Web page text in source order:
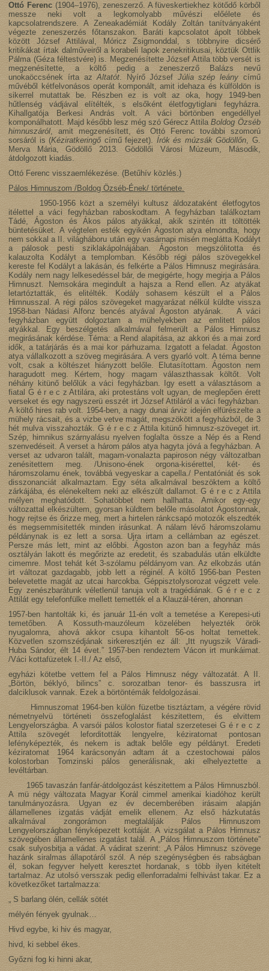
Ottó Ferenc (1904–1976), zeneszerző. A füveskertiekhez kötődő körből
messze neki volt a legkomolyabb művészi előélete és
kapcsolatrendszere. A Zeneakadémiát Kodály Zoltán tanítványaként
végezte zeneszerzés főtanszakon. Baráti kapcsolatot ápolt többek
között József Attilával, Móricz Zsigmonddal, s többnyire dicsérő
kritikákat írtak dalműveiről a korabeli lapok zenekritikusai, köztük Ottlik
Pálma (Géza féltestvére) is. Megzenésítette József Attila több versét is
megzenésítette, a költő pedig a zeneszerző Balázs nevű
unokaöccsének írta azAltatót. Nyírő József Júlia szép leánycímű
művéből kétfelvonásos operát komponált, amit idehaza és külföldön is
sikerrel mutattak be. Részben ez is volt az oka, hogy 1949-ben
hűtlenség vádjával elítélték, s elsőként életfogytiglani fegyházra.
Kihallgatója Berkesi András volt. A váci börtönben engedéllyel
komponálhatott. Majd később lesz még szó Gérecz AttilaBoldog Özséb
himnuszáról, amit megzenésített, és Ottó Ferenc további szomorú
sorsáról is (Kéziratkeringőcímű fejezet). Írók és múzsák Gödöllőn, G.
Merva Mária, Gödöllő 2013. Gödöllői Városi Múzeum, Második,
átdolgozott kiadás.
Ottó Ferenc visszaemlékezése. (Betűhív közlés.)
Pálos Himnuszom /Boldog Özséb-Ének/ története.
1950-1956 közt a személyi kultusz áldozataként életfogytos
itélettel a váci fegyházban raboskodtam. A fegyházban találkoztam
Tádé, Ágoston és Ákos pálos atyákkal, akik szintén itt töltötték
büntetésüket. A végtelen esték egyikén Ágoston atya elmondta, hogy
nem sokkal a II. világháboru után egy vasárnapi misén meglátta Kodályt
a pálosok pesti sziklakápolnájában. Ágoston megszólitotta és
kalauzolta Kodályt a templomban. Később régi pálos szövegekkel
kereste fel Kodályt a lakásán, és felkérte a Pálos Himnusz megirására.
Kodály nem nagy lelkesedéssel bár, de megigérte, hogy megirja a Pálos
Himnuszt. Nemsokára megindult a hajsza a Rend ellen. Az atyákat
letartóztatták, és elitélték. Kodály sohasem készült el a Pálos
Himnusszal. A régi pálos szövegeket magyarázat nélkül küldte vissza
1958-ban Nádasi Alfonz bencés atyával Ágoston atyának. A váci
fegyházban együtt dolgoztam a mühelyekben az emlitett pálos
atyákkal. Egy beszélgetés alkalmával felmerült a Pálos Himnusz
megirásának kérdése. Téma: a Rend alapitása, az akkori és a mai zord
idők, a tatárjárás és a mai kor párhuzama. Izgatott a feladat. Ágoston
atya vállalkozott a szöveg megirására. A vers gyarló volt. A téma benne
volt, csak a költészet hiányzott belőle. Elutasítottam. Ágoston nem
haragudott meg. Kértem, hogy magam választhassak költőt. Volt
néhány kitünő belőlük a váci fegyházban. Igy esett a választásom a
fiatal G é r e c z Attilára, aki protestáns volt ugyan, de meglepően érett
verseket és egy nagyszerü esszét irt József Attiláról a váci fegyházban.
A költő hires rab volt. 1954-ben, a nagy dunai árviz idején elfürészelte a
mühely rácsait, és a vizbe vetve magát, megszökött a fegyházból, de 3
hét mulva visszahozták. G é r e c z Attila kitünő himnusz-szöveget irt.
Szép, himnikus szárnyalásu nyelven foglalta össze a Nép és a Rend
szenvedéseit. A verset a három pálos atya hagyta jóvá a fegyházban. A
verset az udvaron talált, magam-vonalazta papiroson négy változatban
zenésitettem meg. /Unisono-ének orgona-kisérettel, két- és
háromszolamu ének, továbbá vegyeskar a capella./ Pentatóniát és sok
disszonanciát alkalmaztam. Egy séta alkalmával beszöktem a költő
zárkájába, és elénekeltem neki az elkészült dallamot. G é r e c z Attila
mélyen meghatódott. Sohatöbbet nem hallhatta. Amikor egy-egy
változattal elkészültem, gyorsan küldtem belőle másolatot Ágostonnak,
hogy rejtse és őrizze meg, mert a hirtelen ránkcsapó motozók elszedték
és megsemmisitették minden irásunkat. A nálam lévő háromszolamu
példánynak is ez lett a sorsa. Ujra irtam a cellámban az egészet.
Persze más lett, mint az előbbi. Ágoston azon ban a fegyház más
osztályán lakott és megőrizte az eredetit, és szabadulás után elküldte
cimemre. Most tehát két 3-szólamu példányom van. Az elkobzás után
irt változat gazdagabb, jobb lett a réginél. A költő 1956-ban Pesten
belevetette magát az utcai harcokba. Géppisztolysorozat végzett vele.
Egy zenészbarátunk véletlenül tanuja volt a tragédiának. G é r e c z
Attilát egy telefonfülke mellett temették el a Klauzál-téren, ahonnan
1957-ben hantolták ki, és január 11-én volt a temetése a Kerepesi-uti
temetőben. A Kossuth-mauzóleum közelében helyezték örök
nyugalomra, ahová akkor csupa kihantolt 56-os holtat temettek.
Közvetlen szomszédjának sirkeresztjén ez áll: „Itt nyugszik Váradi-
Huba Sándor, élt 14 évet.” 1957-ben rendeztem Vácon irt munkáimat.
/Váci kottafüzetek I.-II./ Az első,
egyházi kötetbe vettem fel a Pálos Himnusz négy változatát. A II.
„Börtön, béklyó, bilincs” c. sorozatban tenor- és basszusra irt
dalciklusok vannak. Ezek a börtöntémák feldolgozásai.
Himnuszomat 1964-ben külön füzetbe tisztáztam, a végére rövid
németnyelvü történeti összefoglalást készitettem, és elvittem
Lengyelországba. A varsói pálos kolostor fiatal szerzetesei G é r e c z
Attila szövegét leforditották lengyelre, kéziratomat pontosan
lefényképezték, és nekem is adtak belőle egy példányt. Eredeti
kéziratomat 1964 karácsonyán adtam át a czestochowai pálos
kolostorban Tomzinski pálos generálisnak, aki elhelyeztette a
levéltárban.
1965 tavaszán fanfár-átdolgozást készitettem a Pálos Himnuszból.
A mü négy változata Magyar Korál cimmel amerikai kiadóhoz került
tanulmányozásra. Ugyan ez év decemberében irásaim alapján
államellenes izgatás vádját emelik ellenem. Az első házkutatás
alkalmával zongorámon megtalálják Pálos Himnuszom
Lengyelországban fényképezett kottáját. A vizsgálat a Pálos Himnusz
szövegében államellenes izgatást talál. A „Pálos Himnuszom története”
csak sulyosbitja a vádat. A vádirat szerint: „A Pálos Himnusz szövege
hazánk siralmas állapotáról szól. A nép szegénységben és rabságban
él, sokan fegyver helyett keresztet hordanak, s több ilyen kitételt
tartalmaz. Az utolsó versszak pedig ellenforradalmi felhivást takar. Ez a
következőket tartalmazza:
„ S barlang ölén, cellák sötét
mélyén fények gyulnak…
Hivd egybe, ki hiv és magyar,
hivd, ki sebbel ékes.
Győzni fog ki hinni akar,